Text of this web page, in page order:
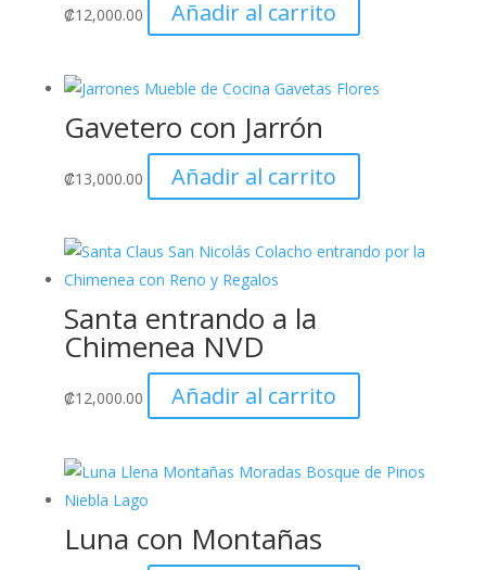
₡12,000.00 Añadir al carrito
Gavetero con Jarrón
₡13,000.00 Añadir al carrito
Santa entrando a la
Chimenea NVD
₡12,000.00 Añadir al carrito
Luna con Montañas